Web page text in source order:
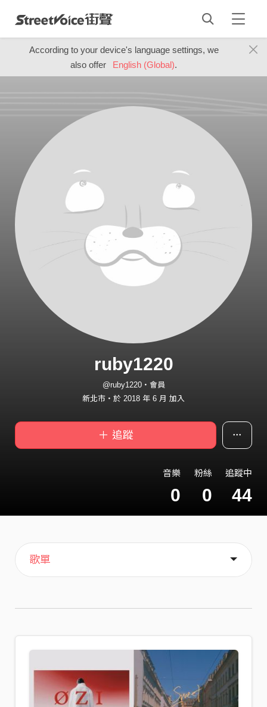
According to your device's language settings, we
also offer
English (Global).
ruby1220
@ruby1220・會員
新北市・於 2018 年 6 月 加入
＋ 追蹤
音樂
0
粉絲
0
追蹤中
44
主頁
歌單
喜歡
關於